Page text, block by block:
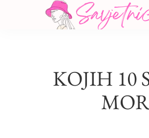
KOJIH 10